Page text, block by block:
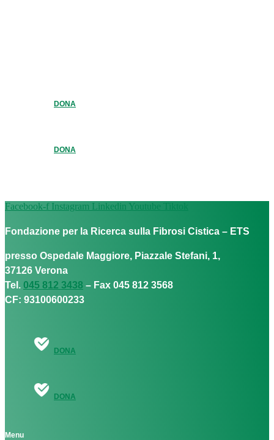
DONA
DONA
Facebook-f Instagram Linkedin Youtube Tiktok
Fondazione per la Ricerca sulla Fibrosi Cistica – ETS
presso Ospedale Maggiore, Piazzale Stefani, 1,
37126 Verona
Tel. 045 812 3438 – Fax 045 812 3568
CF: 93100600233
DONA
DONA
Menu